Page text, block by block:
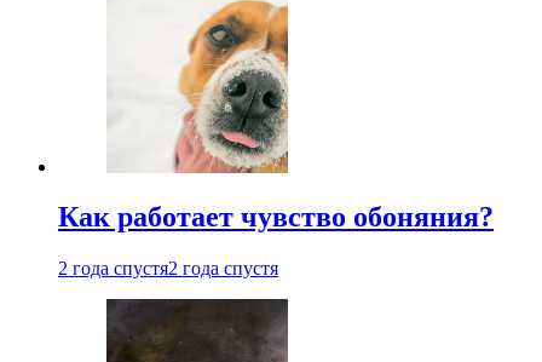
Как работает чувство обоняния?
2 года спустя2 года спустя